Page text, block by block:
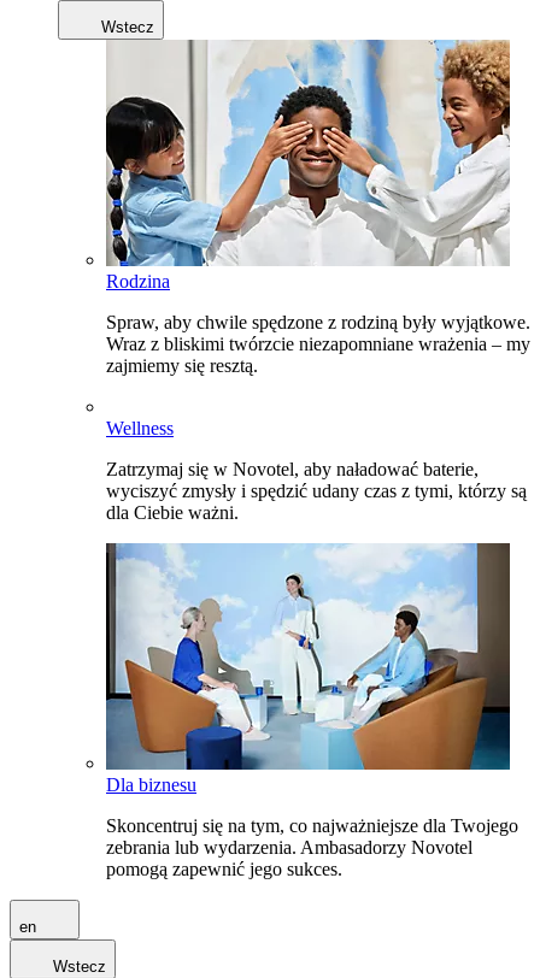
Wstecz
Rodzina
Spraw, aby chwile spędzone z rodziną były wyjątkowe.
Wraz z bliskimi twórzcie niezapomniane wrażenia – my
zajmiemy się resztą.
Wellness
Zatrzymaj się w Novotel, aby naładować baterie,
wyciszyć zmysły i spędzić udany czas z tymi, którzy są
dla Ciebie ważni.
Dla biznesu
Skoncentruj się na tym, co najważniejsze dla Twojego
zebrania lub wydarzenia. Ambasadorzy Novotel
pomogą zapewnić jego sukces.
en
Wstecz